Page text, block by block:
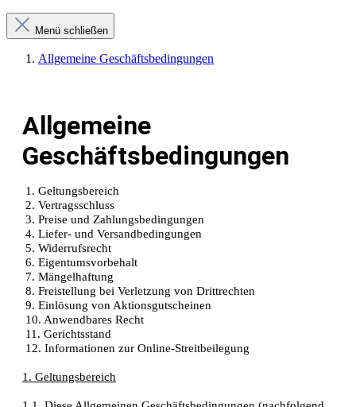
Menü schließen
Allgemeine Geschäftsbedingungen
Allgemeine
Geschäftsbedingungen
1. Geltungsbereich
2. Vertragsschluss
3. Preise und Zahlungsbedingungen
4. Liefer- und Versandbedingungen
5. Widerrufsrecht
6. Eigentumsvorbehalt
7. Mängelhaftung
8. Freistellung bei Verletzung von Drittrechten
9. Einlösung von Aktionsgutscheinen
10. Anwendbares Recht
11. Gerichtsstand
12. Informationen zur Online-Streitbeilegung
1. Geltungsbereich